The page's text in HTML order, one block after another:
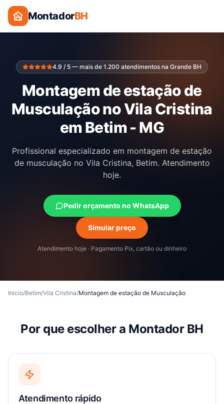
MontadorBH
4.9 / 5 — mais de 1.200 atendimentos na Grande BH
Montagem de estação de
Musculação no Vila Cristina
em Betim - MG
Profissional especializado em montagem de estação
de musculação no Vila Cristina, Betim. Atendimento
hoje.
Pedir orçamento no WhatsApp
Simular preço
Atendimento hoje · Pagamento Pix, cartão ou dinheiro
Início/Betim/Vila Cristina/Montagem de estação de Musculação
Por que escolher a Montador BH
Atendimento rápido